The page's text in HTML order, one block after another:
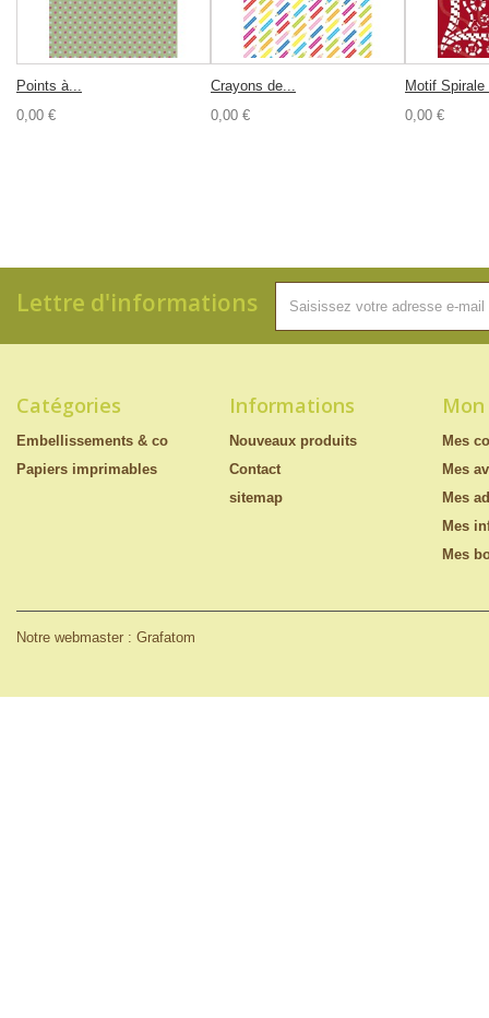
Points à...
0,00 €
Crayons de...
0,00 €
Motif Spirale
0,00 €
Lettre d'informations
Catégories
Embellissements & co
Papiers imprimables
Informations
Nouveaux produits
Contact
sitemap
Notre webmaster : Grafatom
Mes
Mes
Mes
Mes
Mes